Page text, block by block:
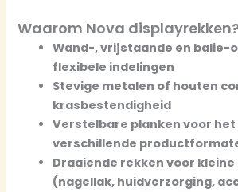
Waarom Nova
Wand-, vrijstaande en balie-
flexibele indelingen
Stevige metalen of houten
krasbestendigheid
Verstelbare planken voor
verschillende
Draaiende rekken voor
(nagellak, huidverzorging,